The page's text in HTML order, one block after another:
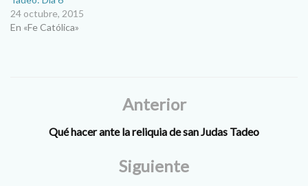
24 octubre, 2015
En «Fe Católica»
Anterior
Qué hacer ante la reliquia de san Judas Tadeo
Siguiente